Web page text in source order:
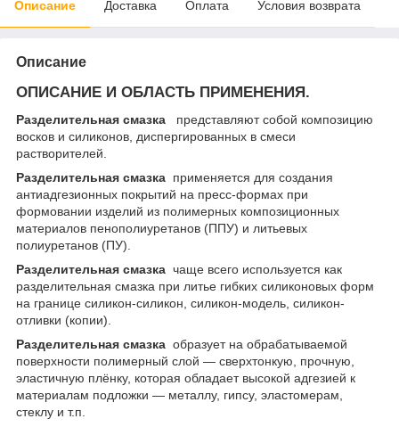
Описание Доставка Оплата Условия возврата
Описание
ОПИСАНИЕ И ОБЛАСТЬ ПРИМЕНЕНИЯ.
Разделительная смазка
представляют собой композицию
восков и силиконов, диспергированных в смеси
растворителей.
Разделительная смазка применяется для создания
антиадгезионных покрытий на пресс-формах при
формовании изделий из полимерных композиционных
материалов пенополиуретанов (ППУ) и литьевых
полиуретанов (ПУ).
Разделительная смазка чаще всего используется как
разделительная смазка при литье гибких силиконовых форм
на границе силикон-силикон, силикон-модель, силикон-
отливки (копии).
Разделительная смазка образует на обрабатываемой
поверхности полимерный слой ― сверхтонкую, прочную,
эластичную плёнку, которая обладает высокой адгезией к
материалам подложки ― металлу, гипсу, эластомерам,
стеклу и т.п.